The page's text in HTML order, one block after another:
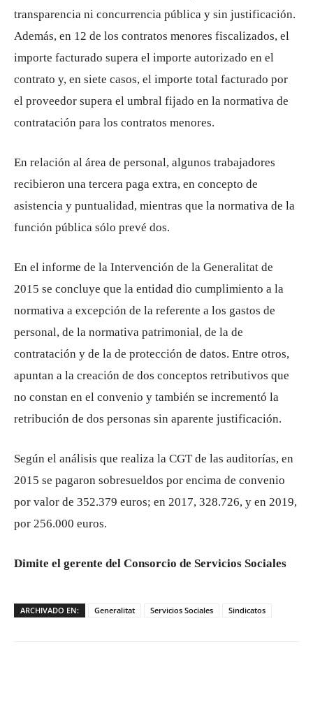
transparencia ni concurrencia pública y sin justificación.
Además, en 12 de los contratos menores fiscalizados, el
importe facturado supera el importe autorizado en el
contrato y, en siete casos, el importe total facturado por
el proveedor supera el umbral fijado en la normativa de
contratación para los contratos menores.
En relación al área de personal, algunos trabajadores
recibieron una tercera paga extra, en concepto de
asistencia y puntualidad, mientras que la normativa de la
función pública sólo prevé dos.
En el informe de la Intervención de la Generalitat de
2015 se concluye que la entidad dio cumplimiento a la
normativa a excepción de la referente a los gastos de
personal, de la normativa patrimonial, de la de
contratación y de la de protección de datos. Entre otros,
apuntan a la creación de dos conceptos retributivos que
no constan en el convenio y también se incrementó la
retribución de dos personas sin aparente justificación.
Según el análisis que realiza la CGT de las auditorías, en
2015 se pagaron sobresueldos por encima de convenio
por valor de 352.379 euros; en 2017, 328.726, y en 2019,
por 256.000 euros.
Dimite el gerente del Consorcio de Servicios Sociales
ARCHIVADO EN: Generalitat Servicios Sociales Sindicatos